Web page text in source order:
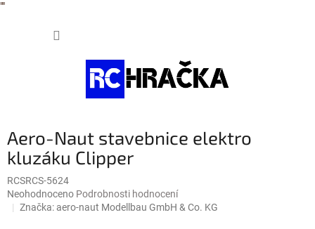
""
Aero-Naut stavebnice elektro
kluzáku Clipper
RCSRCS-5624
Průměrné
hodnocení
Neohodnoceno Podrobnosti hodnocení
Značka:aero-naut Modellbau GmbH & Co. KG